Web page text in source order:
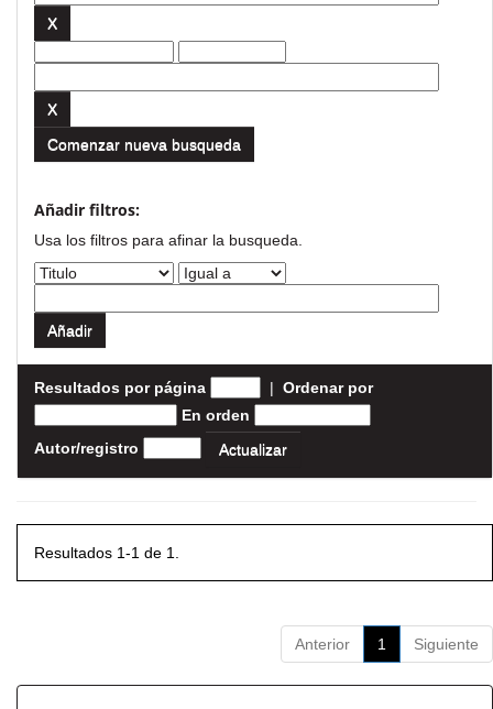
Comenzar nueva busqueda
Añadir filtros:
Usa los filtros para afinar la busqueda.
Resultados por página | Ordenar por
En orden
Autor/registro
Resultados 1-1 de 1.
Anterior 1 Siguiente